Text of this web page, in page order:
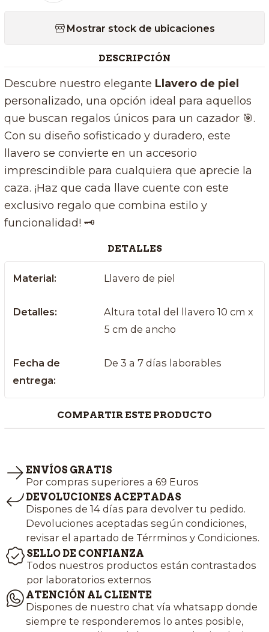
Mostrar stock de ubicaciones
DESCRIPCIÓN
Descubre nuestro elegante Llavero de piel
personalizado, una opción ideal para aquellos
que buscan regalos únicos para un cazador 🎯.
Con su diseño sofisticado y duradero, este
llavero se convierte en un accesorio
imprescindible para cualquiera que aprecie la
caza. ¡Haz que cada llave cuente con este
exclusivo regalo que combina estilo y
funcionalidad! 🗝️
DETALLES
Material: Llavero de piel
Detalles:
Altura total del llavero 10 cm x
5 cm de ancho
Fecha de
entrega:
De 3 a 7 días laborables
COMPARTIR ESTE PRODUCTO
ENVÍOS GRATIS
Por compras superiores a 69 Euros
DEVOLUCIONES ACEPTADAS
Dispones de 14 días para devolver tu pedido.
Devoluciones aceptadas según condiciones,
revisar el apartado de Térrminos y Condiciones.
SELLO DE CONFIANZA
Todos nuestros productos están contrastados
por laboratorios externos
ATENCIÓN AL CLIENTE
Dispones de nuestro chat vía whatsapp donde
siempre te responderemos lo antes posible,